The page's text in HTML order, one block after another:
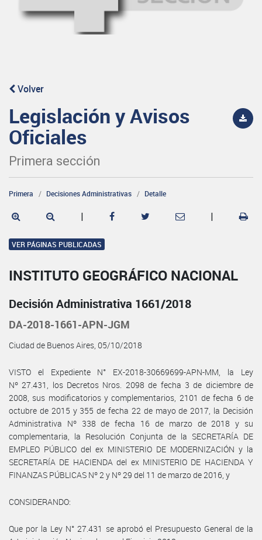
Volver
Legislación y Avisos
Oficiales
Primera sección
Primera Decisiones Administrativas Detalle
| |
VER PÁGINAS PUBLICADAS
INSTITUTO GEOGRÁFICO NACIONAL
Decisión Administrativa 1661/2018
DA-2018-1661-APN-JGM
Ciudad de Buenos Aires, 05/10/2018
VISTO el Expediente N° EX-2018-30669699-APN-MM, la Ley
Nº 27.431, los Decretos Nros. 2098 de fecha 3 de diciembre de
2008, sus modificatorios y complementarios, 2101 de fecha 6 de
octubre de 2015 y 355 de fecha 22 de mayo de 2017, la Decisión
Administrativa Nº 338 de fecha 16 de marzo de 2018 y su
complementaria, la Resolución Conjunta de la SECRETARÍA DE
EMPLEO PÚBLICO del ex MINISTERIO DE MODERNIZACIÓN y la
SECRETARÍA DE HACIENDA del ex MINISTERIO DE HACIENDA Y
FINANZAS PÚBLICAS Nº 2 y Nº 29 del 11 de marzo de 2016, y
CONSIDERANDO:
Que por la Ley N° 27.431 se aprobó el Presupuesto General de la